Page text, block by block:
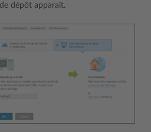
dépôt apparaît.